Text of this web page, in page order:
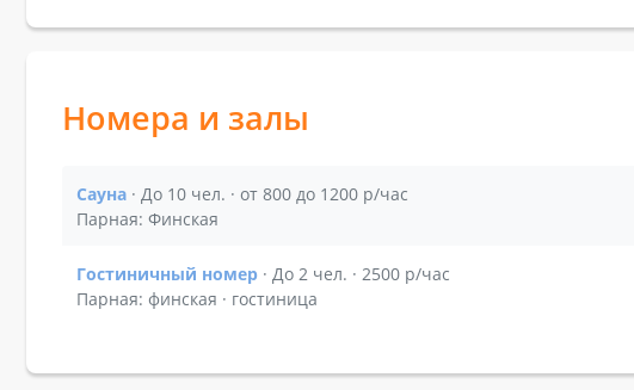
Номера и залы
Сауна · До 10 чел. · от 800 до 1200 р/час
Парная: Финская
Показать подробности зала Сауна
Гостиничный номер · До 2 чел. · 2500 р/час
Парная: финская · гостиница
Показать подробности зала Гостиничный номер